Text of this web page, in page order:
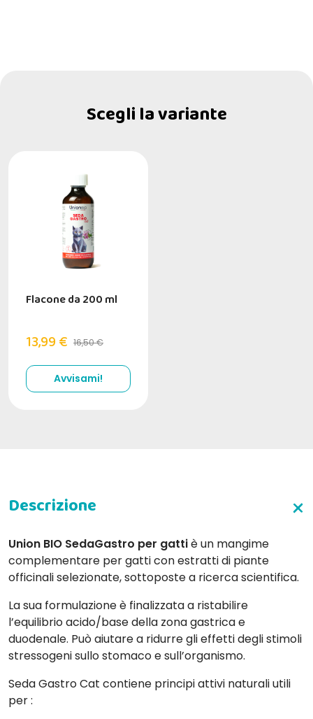
Scegli la variante
Flacone da 200 ml
13,99 € 16,50 €
Avvisami!
Union BIO SedaGastro per gattiè un mangime
complementare per gatti con estratti di piante
officinali selezionate, sottoposte a ricerca scientifica.
La sua formulazione è finalizzata a ristabilire
l’equilibrio acido/base della zona gastrica e
duodenale. Può aiutare a ridurre gli effetti degli stimoli
stressogeni sullo stomaco e sull’organismo.
Seda Gastro Cat contiene principi attivi naturali utili
per :